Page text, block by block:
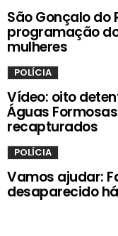
São Gonçalo do
programação
mulheres
POLÍCIA
Vídeo: oito
Águas
recapturados
POLÍCIA
Vamos ajudar:
desaparecido